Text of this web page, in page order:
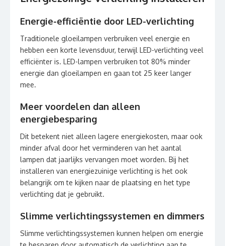
Energie-efficiëntie door LED-verlichting
Traditionele gloeilampen verbruiken veel energie en
hebben een korte levensduur, terwijl LED-verlichting veel
efficiënter is. LED-lampen verbruiken tot 80% minder
energie dan gloeilampen en gaan tot 25 keer langer
mee.
Meer voordelen dan alleen
energiebesparing
Dit betekent niet alleen lagere energiekosten, maar ook
minder afval door het verminderen van het aantal
lampen dat jaarlijks vervangen moet worden. Bij het
installeren van energiezuinige verlichting is het ook
belangrijk om te kijken naar de plaatsing en het type
verlichting dat je gebruikt.
Slimme verlichtingssystemen en dimmers
Slimme verlichtingssystemen kunnen helpen om energie